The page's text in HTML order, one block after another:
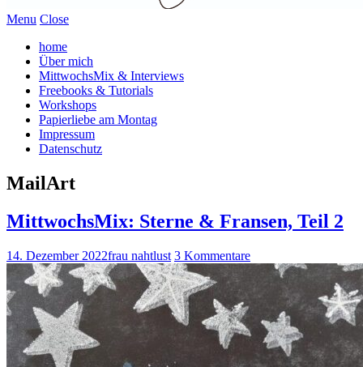
Menu Close
home
Über mich
MittwochsMix & Interviews
Freebooks & Tutorials
Workshops
Papierliebe am Montag
Impressum
Datenschutz
MailArt
MittwochsMix: Sterne & Fransen, Teil 2
14. Dezember 2022frau nahtlust 3 Kommentare